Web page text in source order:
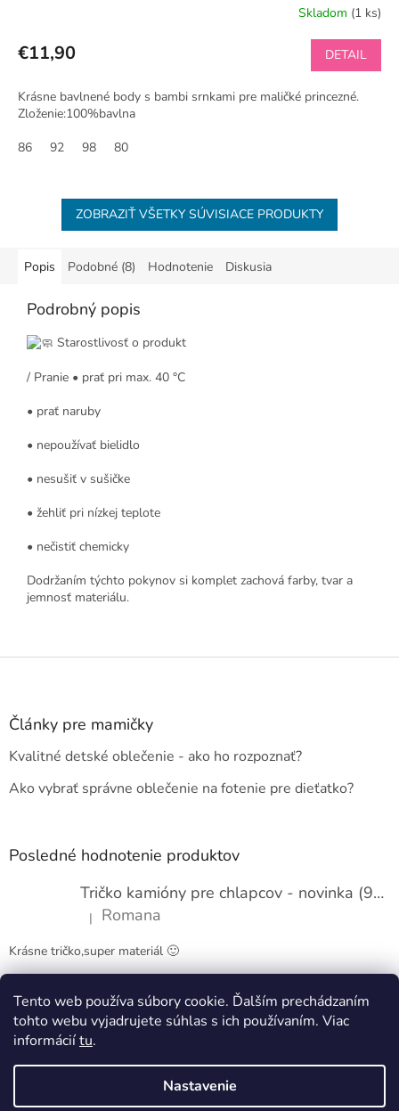
Tento web používa súbory cookie. Ďalším prechádzaním
tohto webu vyjadrujete súhlas s ich používaním. Viac
informáciítu.
Nastavenie
Skladom (1 ks)
€11,90 DETAIL
Krásne bavlnené body s bambi srnkami pre maličké princezné.
Zloženie:100%bavlna
86
92 98 80
ZOBRAZIŤ VŠETKY SÚVISIACE PRODUKTY
Popis Podobné (8) Hodnotenie Diskusia
Podrobný popis
Starostlivosť o produkt
/ Pranie • prať pri max. 40 °C
• prať naruby
• nepoužívať bielidlo
• nesušiť v sušičke
• žehliť pri nízkej teplote
• nečistiť chemicky
Dodržaním týchto pokynov si komplet zachová farby, tvar a
jemnosť materiálu.
Z
Články pre mamičky
Kvalitné detské oblečenie - ako ho rozpoznať?
Ako vybrať správne oblečenie na fotenie pre dieťatko?
Posledné hodnotenie produktov
Tričko kamióny pre chlapcov - novinka (98-134)
Hodnotenie produktu je 5 z 5 hviezdičiek.
| Romana
Krásne tričko,super materiál 🙂
Obchodné podmienky Kontakty
Vytvoril Shoptet